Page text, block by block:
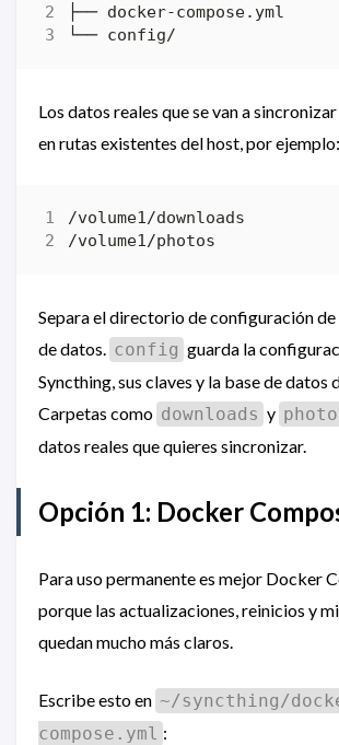
Los datos reales que se van a
en rutas existentes del host, por ejemplo:
Separa el directorio de configuración
de datos. config guarda la
Syncthing, sus claves y la base de datos
Carpetas como downloads y
datos reales que quieres sincronizar.
Opción 1: Docker
Para uso permanente es mejor Docker
porque las actualizaciones, reinicios y
quedan mucho más claros.
Escribe esto en ~/syncthing/
compose.yml :